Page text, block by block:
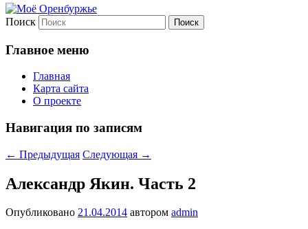
Поиск
Главное меню
Главная
Карта сайта
О проекте
Навигация по записям
← Предыдущая Следующая →
Александр Якин. Часть 2
Опубликовано 21.04.2014 автором admin